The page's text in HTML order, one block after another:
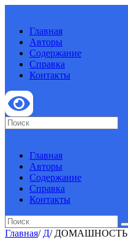
Главная
Авторы
Содержание
Справка
Контакты
Главная
Авторы
Содержание
Справка
Контакты
Главная/ Д/ ДОМАШНОСТЬ